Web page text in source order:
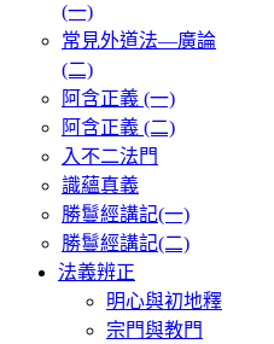
(一)
常見外道法—廣論
(二)
阿含正義 (一)
阿含正義 (二)
入不二法門
識蘊真義
勝鬘經講記(一)
勝鬘經講記(二)
法義辨正
明心與初地釋
宗門與教門